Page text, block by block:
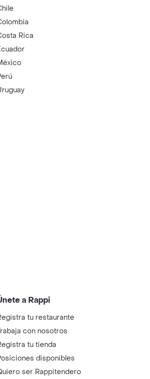
Rica
a Rappi
tu restaurante
con nosotros
tu tienda
disponibles
ser Rappitendero